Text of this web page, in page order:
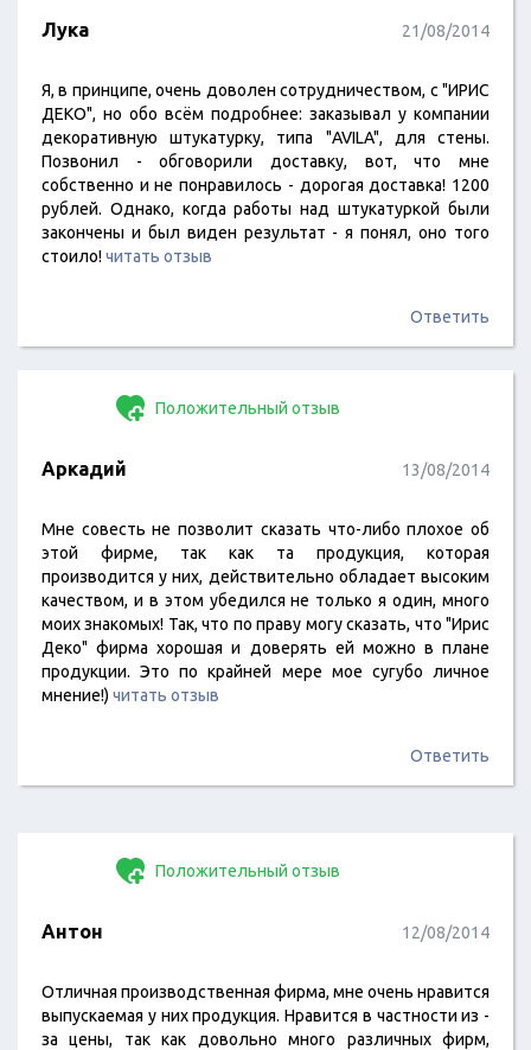
Лука 21/08/2014
Я, в принципе, очень доволен сотрудничеством, с "ИРИС
ДЕКО", но обо всём подробнее: заказывал у компании
декоративную штукатурку, типа "AVILA", для стены.
Позвонил - обговорили доставку, вот, что мне
собственно и не понравилось - дорогая доставка! 1200
рублей. Однако, когда работы над штукатуркой были
закончены и был виден результат - я понял, оно того
стоило!читать отзыв
Ответить
Положительный отзыв
Аркадий 13/08/2014
Мне совесть не позволит сказать что-либо плохое об
этой фирме, так как та продукция, которая
производится у них, действительно обладает высоким
качеством, и в этом убедился не только я один, много
моих знакомых! Так, что по праву могу сказать, что "Ирис
Деко" фирма хорошая и доверять ей можно в плане
продукции. Это по крайней мере мое сугубо личное
мнение!) читать отзыв
Ответить
Положительный отзыв
Антон 12/08/2014
Отличная производственная фирма, мне очень нравится
выпускаемая у них продукция. Нравится в частности из -
за цены, так как довольно много различных фирм,